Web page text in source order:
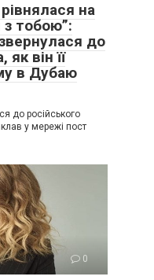
на
з тобою”:
до
як він її
в Дубаю
до російського
у мережі пост
0